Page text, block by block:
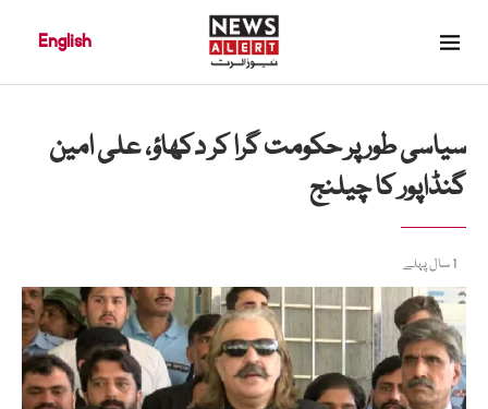
English
سیاسی طور پر حکومت گرا کر دکھاؤ، علی امین
گنڈاپور کا چیلنج
1 سال پہلے